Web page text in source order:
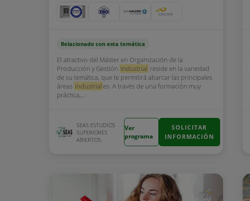
Relacionado con esta temática
El atractivo del Máster en Organización de la
Producción y Gestión Industrial reside en la variedad
de su temática, que te permitirá abarcar las principales
áreas industrial es. A través de una formación muy
práctica,...
SEAS ESTUDIOS
SUPERIORES
ABIERTOS
Ver
programa
SOLICITAR
INFORMACIÓN